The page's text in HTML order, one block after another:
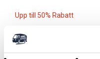
Upp till 50% Rabatt